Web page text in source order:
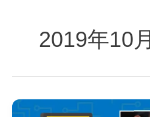
2019年10月